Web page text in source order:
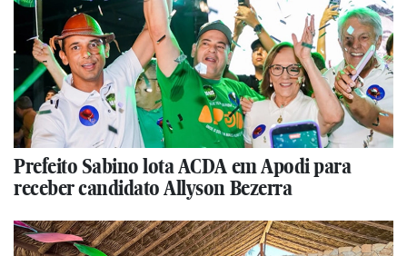
Prefeito Sabino lota ACDA em Apodi para
receber candidato Allyson Bezerra